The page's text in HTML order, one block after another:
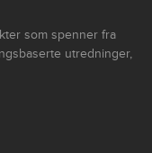
som spenner fra
utredninger,